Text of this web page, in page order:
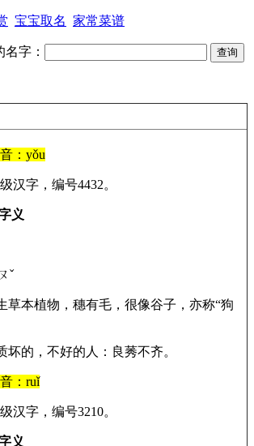
宝宝取名 家常菜谱
字：
音：yǒu
汉字，编号4432。
义
ˇ
草本植物，穗有毛，很像谷子，亦称“狗
坏的，不好的人：良莠不齐。
音：ruǐ
汉字，编号3210。
义